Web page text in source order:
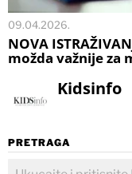
09.04.2026.
NOVA
možda važnije za
Kidsinfo
PRETRAGA